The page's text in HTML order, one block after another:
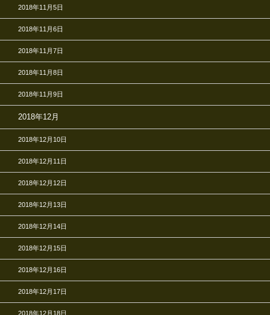
2018年11月5日
2018年11月6日
2018年11月7日
2018年11月8日
2018年11月9日
2018年12月
2018年12月10日
2018年12月11日
2018年12月12日
2018年12月13日
2018年12月14日
2018年12月15日
2018年12月16日
2018年12月17日
2018年12月18日